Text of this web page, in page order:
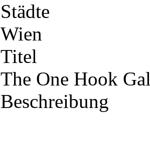
Städte
Wien
Titel
The One Hook
Beschreibung